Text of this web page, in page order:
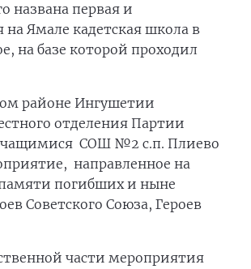
названа первая и
на Ямале кадетская школа в
на базе которой проходил
районе Ингушетии
отделения Партии
СОШ №2 с.п. Плиево
направленное на
погибших и ныне
Советского Союза, Героев
части мероприятия